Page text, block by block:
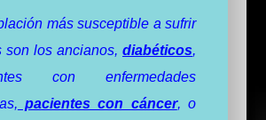
más susceptible a sufrir
son los ancianos,diabéticos,
con enfermedades
pacientes con cáncer, o